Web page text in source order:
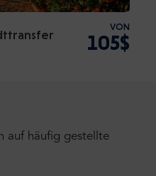
VON
105$
auf häufig gestellte